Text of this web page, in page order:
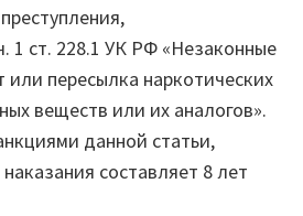
1 ст. 228.1 УК РФ «Незаконные
или пересылка наркотических
веществ или их аналогов».
данной статьи,
составляет 8 лет